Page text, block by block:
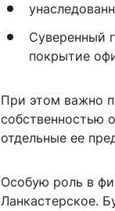
Суверенный
покрытие
При этом важно
собственностью
отдельные ее
Особую роль в
Ланкастерское.